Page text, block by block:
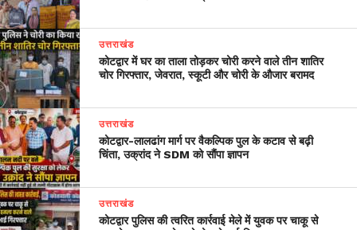
उत्तराखंड
कोटद्वार में घर का ताला तोड़कर चोरी करने वाले तीन शातिर
चोर गिरफ्तार, जेवरात, स्कूटी और चोरी के औजार बरामद
उत्तराखंड
​कोटद्वार-लालढांग मार्ग पर वैकल्पिक पुल के कटाव से बढ़ी
चिंता, उक्रांद ने SDM को सौंपा ज्ञापन
उत्तराखंड
कोटद्वार पुलिस की त्वरित कार्रवाई मेले में युवक पर चाकू से